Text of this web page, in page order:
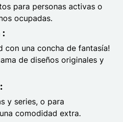
para personas activas o
ocupadas.
:
con una concha de fantasía!
de diseños originales y
y series, o para
comodidad extra.